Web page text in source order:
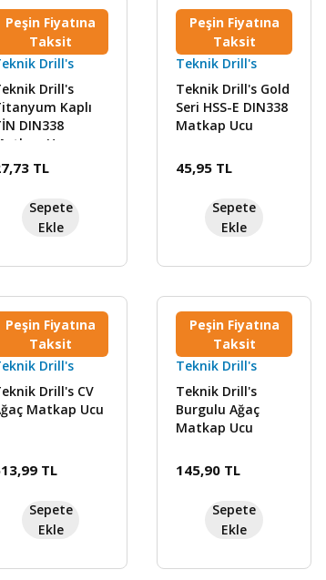
Peşin Fiyatına
Taksit
Drill's
Drill's
Kaplı
DIN338
Ucu
TL
Sepete
Ekle
Peşin Fiyatına
Taksit
Teknik Drill's
Teknik Drill's Gold
Seri HSS-E DIN338
Matkap Ucu
45,95 TL
Sepete
Ekle
Peşin Fiyatına
Taksit
Drill's
Drill's CV
Matkap Ucu
TL
Sepete
Ekle
Peşin Fiyatına
Taksit
Teknik Drill's
Teknik Drill's
Burgulu Ağaç
Matkap Ucu
145,90 TL
Sepete
Ekle